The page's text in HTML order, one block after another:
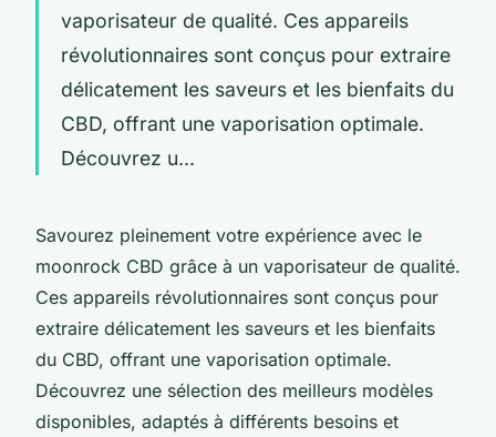
vaporisateur de qualité. Ces appareils
révolutionnaires sont conçus pour extraire
délicatement les saveurs et les bienfaits du
CBD, offrant une vaporisation optimale.
Découvrez u...
Savourez pleinement votre expérience avec le
moonrock CBD grâce à un vaporisateur de qualité.
Ces appareils révolutionnaires sont conçus pour
extraire délicatement les saveurs et les bienfaits
du CBD, offrant une vaporisation optimale.
Découvrez une sélection des meilleurs modèles
disponibles, adaptés à différents besoins et